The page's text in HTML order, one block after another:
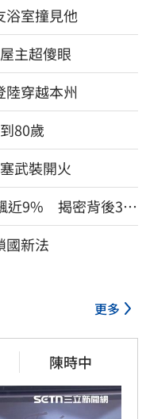
室撞見他
主超傻眼
穿越本州
80歲
武裝開火
近9% 揭密背後3支
國新法
更多
陳時中